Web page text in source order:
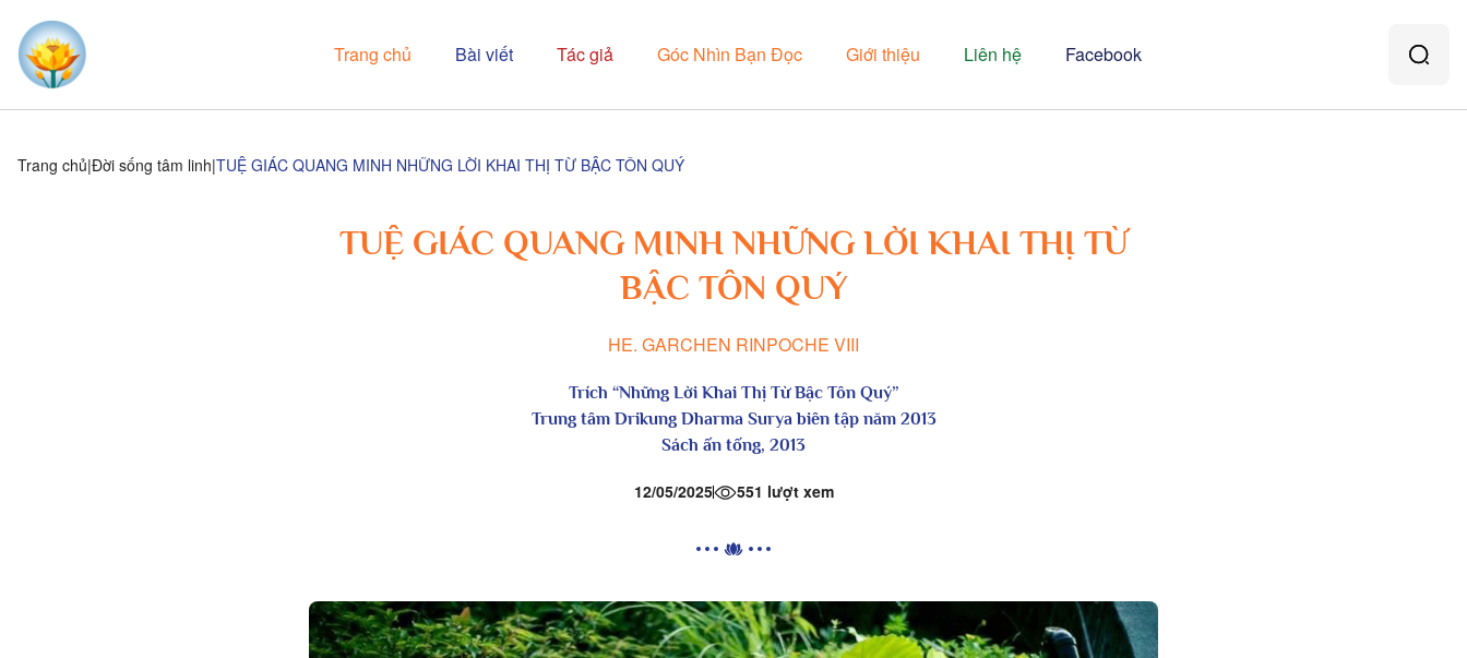
Trang chủ Bài viết Tác giả Góc Nhìn Bạn Đọc Giới thiệu Liên hệ Facebook
Trang chủ Đời sống tâm linh TUỆ GIÁC QUANG MINH NHỮNG LỜI KHAI THỊ TỪ BẬC TÔN QUÝ
TUỆ GIÁC QUANG MINH NHỮNG LỜI KHAI THỊ TỪ
BẬC TÔN QUÝ
HE. GARCHEN RINPOCHE VIII
Trích “Những Lời Khai Thị Từ Bậc Tôn Quý”
Trung tâm Drikung Dharma Surya biên tập năm 2013
Sách ấn tống, 2013
12/05/2025 551 lượt xem